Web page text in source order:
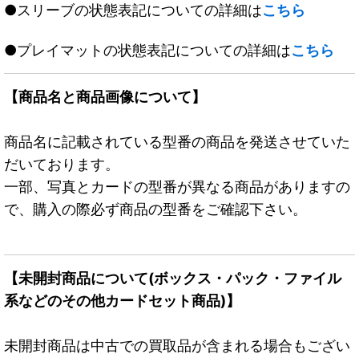
●スリーブの状態表記についての詳細はこちら
●プレイマットの状態表記についての詳細はこちら
【商品名と商品画像について】
商品名に記載されている型番の商品を発送させていた
だいております。
一部、写真とカードの型番が異なる商品がありますの
で、購入の際必ず商品の型番をご確認下さい。
【未開封商品について(ボックス・パック・ファイル
系などのその他カードセット商品)】
未開封商品は中古での買取品が含まれる場合もござい